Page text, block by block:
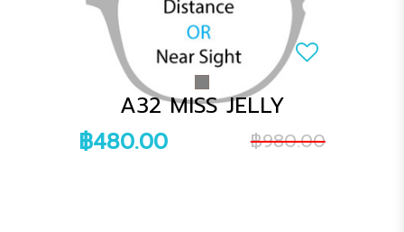
A32 MISS JELLY
฿480.00
฿980.00